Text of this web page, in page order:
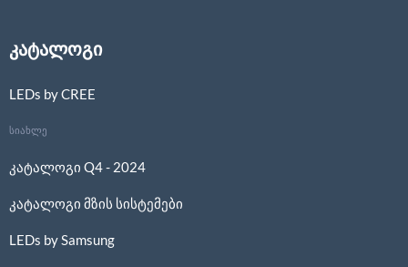
კატალოგი
LEDs by CREE
სიახლე
კატალოგი Q4 - 2024
კატალოგი მზის სისტემები
LEDs by Samsung